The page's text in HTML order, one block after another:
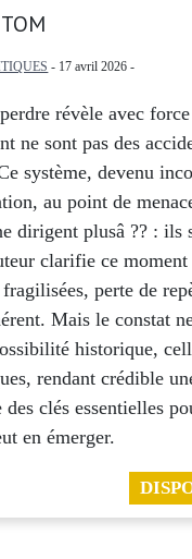
- 17 avril 2026 -
révèle avec
ne sont pas des
système, devenu
au point de
dirigent plusâ ?? : ils
clarifie ce
perte de
Mais le constat
historique,
rendant crédible
des clés essentielles
en émerger.